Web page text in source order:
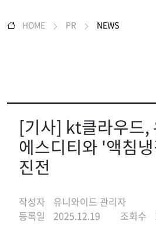
HOME PR NEWS
[기사] kt클라우드,
에스디티와 '액침
진전
작성자
유니와이드 관리자
등록일
2025.12.19 조회수